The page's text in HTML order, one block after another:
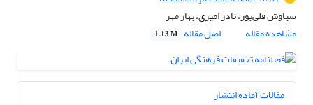
سیاوش قلی‌پور، نادر امیری، بهار مهر
مشاهده مقاله
اصل مقاله 1.13 M
مقالات آماده انتشار